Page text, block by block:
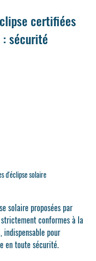
certifiées
: sécurité
d'éclipse solaire
solaire proposées par
strictement conformes à la
, indispensable pour
en toute sécurité.